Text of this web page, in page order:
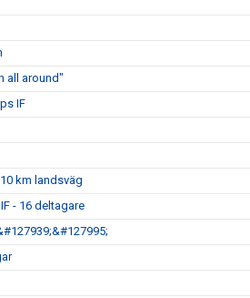
all around"
IF
km landsväg
- 16 deltagare